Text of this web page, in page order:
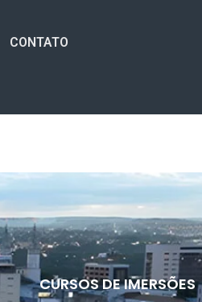
CONTATO
CURSOS DE IMERSÕES